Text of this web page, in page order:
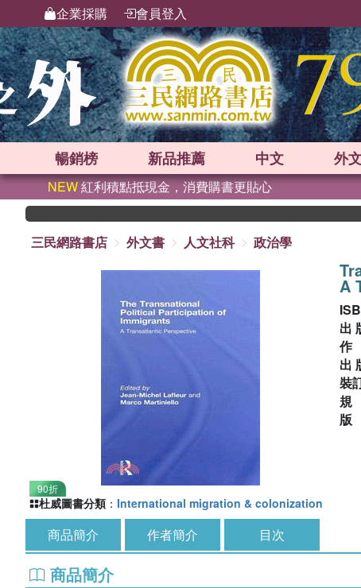
企業採購 會員登入
暢銷榜 新品推薦 中文 外
NEW紅利積點抵現金，消費購書更貼心
三民網路書店
外文書 人文社科 政治學
90折
A
出
出
裝
杜威圖書分類 ： International migration & colonization
商品簡介 作者簡介 目次
商品簡介